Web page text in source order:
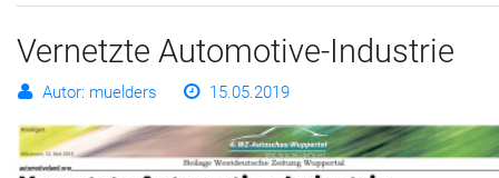
Vernetzte Automotive-Industrie
Autor: muelders 15.05.2019